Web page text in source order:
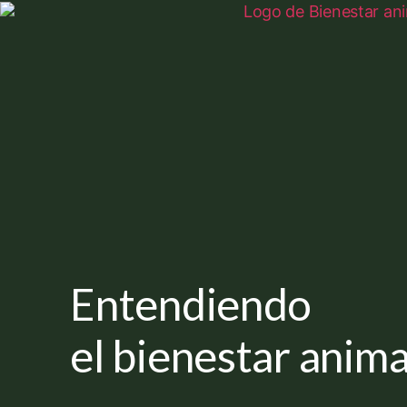
Entendiendo
el bienestar